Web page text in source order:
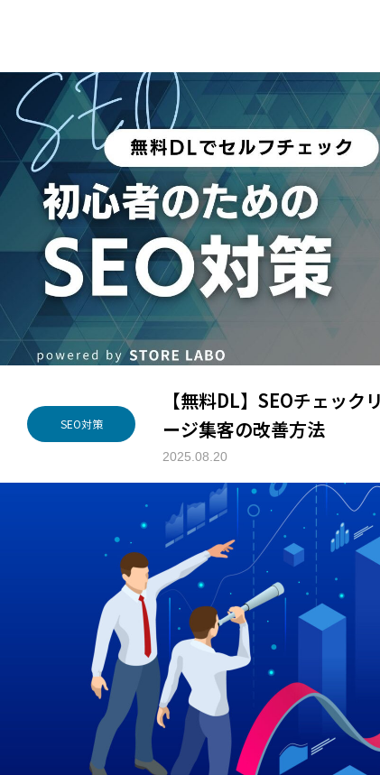
SEO対策
【無料DL】SEOチェッ
ージ集客の改善方法
2025.08.20